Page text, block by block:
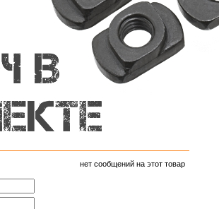
нет сообщений на этот товар